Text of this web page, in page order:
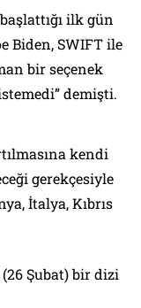
ilk gün
Biden, SWIFT ile
bir seçenek
demişti.
kendi
gerekçesiyle
İtalya, Kıbrıs
Şubat) bir dizi